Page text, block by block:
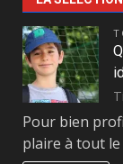
Pour bien
plaire à tout